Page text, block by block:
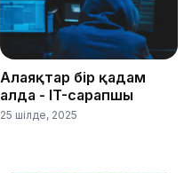
Алаяқтар бір қадам
алда - IT-сарапшы
25 шілде, 2025